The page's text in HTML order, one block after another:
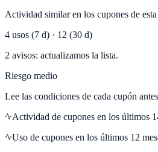
Actividad similar en los cupones de
4 usos (7 d) · 12 (30 d)
2 avisos: actualizamos la lista.
Riesgo medio
Lee las condiciones de cada cupón
Actividad de cupones en los últimos
Uso de cupones en los últimos 12